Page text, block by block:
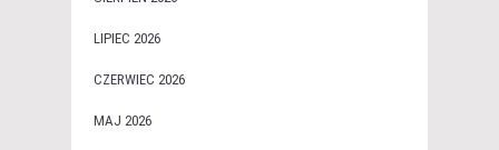
LIPIEC 2026
CZERWIEC 2026
MAJ 2026